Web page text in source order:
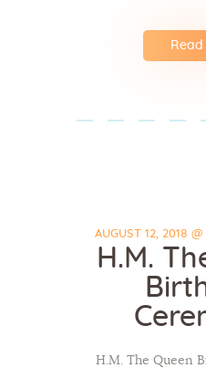
Read
AUGUST 12, 2018
H.M.
H.M. The Queen